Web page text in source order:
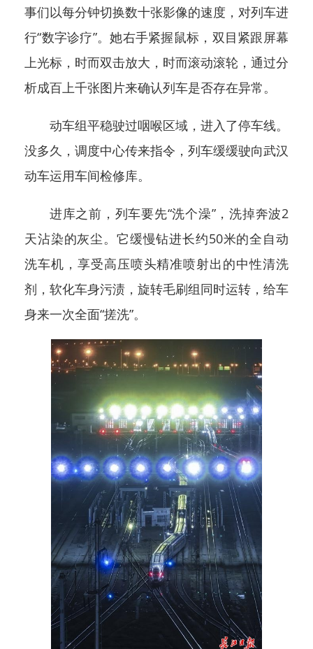
事们以每分钟切换数十张影像的速度，对列车进
行“数字诊疗”。她右手紧握鼠标，双目紧跟屏幕
上光标，时而双击放大，时而滚动滚轮，通过分
析成百上千张图片来确认列车是否存在异常。
动车组平稳驶过咽喉区域，进入了停车线。
没多久，调度中心传来指令，列车缓缓驶向武汉
动车运用车间检修库。
进库之前，列车要先“洗个澡”，洗掉奔波2
天沾染的灰尘。它缓慢钻进长约50米的全自动
洗车机，享受高压喷头精准喷射出的中性清洗
剂，软化车身污渍，旋转毛刷组同时运转，给车
身来一次全面“搓洗”。